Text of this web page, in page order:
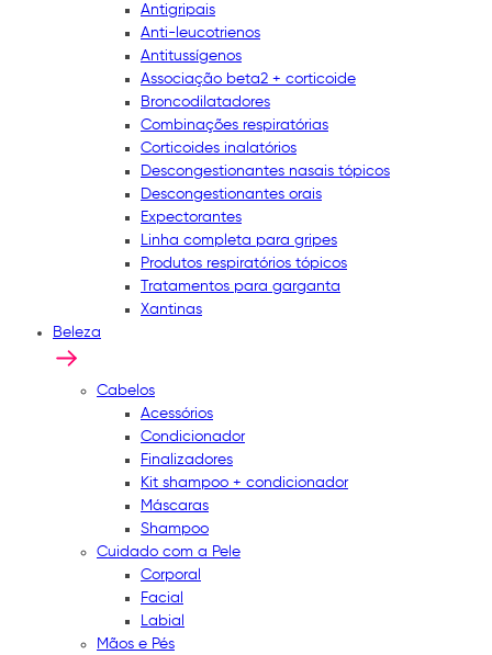
Antigripais
Anti-leucotrienos
Antitussígenos
Associação beta2 + corticoide
Broncodilatadores
Combinações respiratórias
Corticoides inalatórios
Descongestionantes nasais tópicos
Descongestionantes orais
Expectorantes
Linha completa para gripes
Produtos respiratórios tópicos
Tratamentos para garganta
Xantinas
Beleza
Cabelos
Acessórios
Condicionador
Finalizadores
Kit shampoo + condicionador
Máscaras
Shampoo
Cuidado com a Pele
Corporal
Facial
Labial
Mãos e Pés